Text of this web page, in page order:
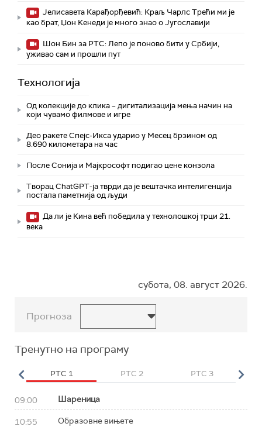
Јелисавета Карађорђевић: Краљ Чарлс Трећи ми је
као брат, Џон Кенеди је много знао о Југославији
Шон Бин за РТС: Лепо је поново бити у Србији,
уживао сам и прошли пут
Технологијa
Од колекције до клика – дигитализација мења начин на
који чувамо филмове и игре
Део ракете Спејс-Икса ударио у Месец брзином од
8.690 километара на час
После Сонија и Мајкрософт подигао цене конзола
Творац ChatGPT-ја тврди да је вештачка интелигенција
постала паметнија од људи
Да ли је Кина већ победила у технолошкој трци 21.
века
субота, 08. август 2026.
Прогноза
Тренутно на програму
РТС 1 РТС 2 РТС 3
09:00 Шареница
10:55 Образовне вињете